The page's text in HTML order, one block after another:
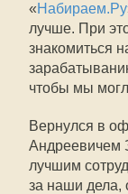
«Набираем.Ру
лучше. При
знакомиться
чтобы мы
Вернулся в
Андреевичем
лучшим
за наши дела,